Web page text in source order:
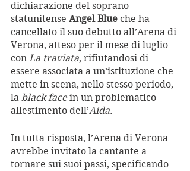
dichiarazione del soprano
statunitense Angel Blue che ha
cancellato il suo debutto all’Arena di
Verona, atteso per il mese di luglio
con La traviata, rifiutandosi di
essere associata a un’istituzione che
mette in scena, nello stesso periodo,
la black face in un problematico
allestimento dell’Aida.
In tutta risposta, l’Arena di Verona
avrebbe invitato la cantante a
tornare sui suoi passi, specificando